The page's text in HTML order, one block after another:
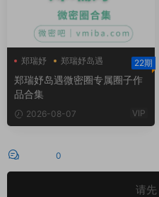
郑瑞妤
郑瑞妤岛遇
郑瑞妤微博
22期
郑瑞妤岛遇微密圈专属圈子作
品合集
2026-08-07 VIP
0
请先